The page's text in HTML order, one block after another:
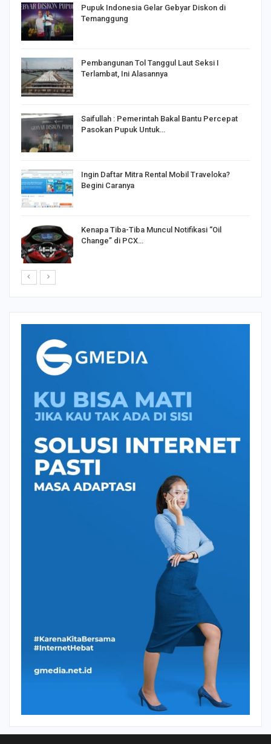
Pupuk Indonesia Gelar Gebyar Diskon di
Temanggung
Pembangunan Tol Tanggul Laut Seksi I
Terlambat, Ini Alasannya
Saifullah : Pemerintah Bakal Bantu Percepat
Pasokan Pupuk Untuk…
Ingin Daftar Mitra Rental Mobil Traveloka?
Begini Caranya
Kenapa Tiba-Tiba Muncul Notifikasi “Oil
Change” di PCX…